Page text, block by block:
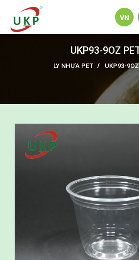
VN
UKP93-9OZ
LY NHỰA PET UKP93-